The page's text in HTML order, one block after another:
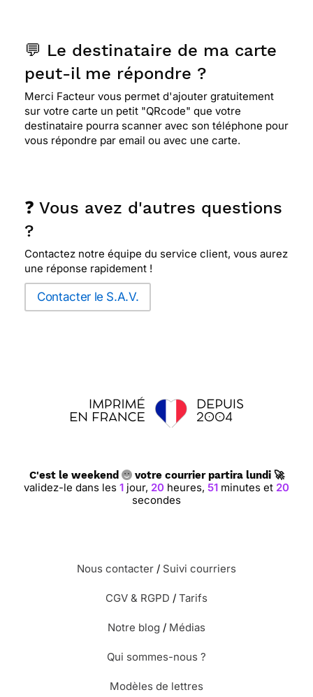
💬 Le destinataire de ma carte
peut-il me répondre ?
Merci Facteur vous permet d'ajouter gratuitement
sur votre carte un petit "QRcode" que votre
destinataire pourra scanner avec son téléphone pour
vous répondre par email ou avec une carte.
❓ Vous avez d'autres questions
?
Contactez notre équipe du service client, vous aurez
une réponse rapidement !
Contacter le S.A.V.
C'est le weekend votre courrier partira lundi 🚀
validez-le dans les1 jour,20 heures,51 minutes et19
secondes
Nous contacter / Suivi courriers
CGV & RGPD / Tarifs
Notre blog / Médias
Qui sommes-nous ?
Modèles de lettres